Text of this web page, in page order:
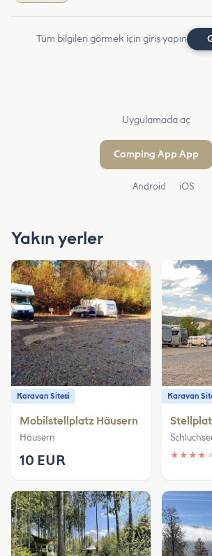
Tüm bilgileri görmek için giriş yapın
Uygulamada aç
Camping App App
Android iOS
Yakın yerler
Karavan Sitesi
Mobilstellplatz Häusern
Häusern
10 EUR
Karavan
★ ★ ★ ★